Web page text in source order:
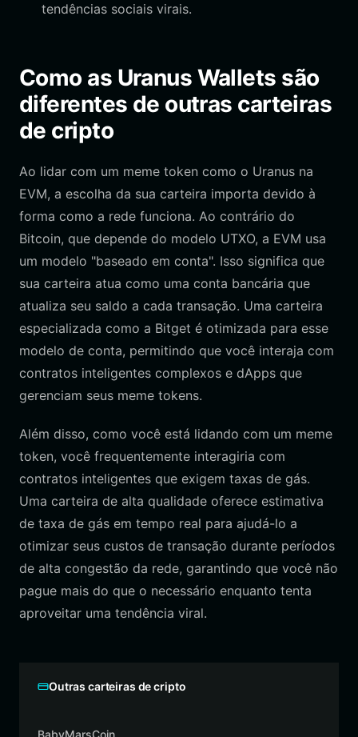
tendências sociais virais.
Como as Uranus Wallets são
diferentes de outras carteiras
de cripto
Ao lidar com um meme token como o Uranus na
EVM, a escolha da sua carteira importa devido à
forma como a rede funciona. Ao contrário do
Bitcoin, que depende do modelo UTXO, a EVM usa
um modelo "baseado em conta". Isso significa que
sua carteira atua como uma conta bancária que
atualiza seu saldo a cada transação. Uma carteira
especializada como a Bitget é otimizada para esse
modelo de conta, permitindo que você interaja com
contratos inteligentes complexos e dApps que
gerenciam seus meme tokens.
Além disso, como você está lidando com um meme
token, você frequentemente interagiria com
contratos inteligentes que exigem taxas de gás.
Uma carteira de alta qualidade oferece estimativa
de taxa de gás em tempo real para ajudá-lo a
otimizar seus custos de transação durante períodos
de alta congestão da rede, garantindo que você não
pague mais do que o necessário enquanto tenta
aproveitar uma tendência viral.
Outras carteiras de cripto
BabyMarsCoin